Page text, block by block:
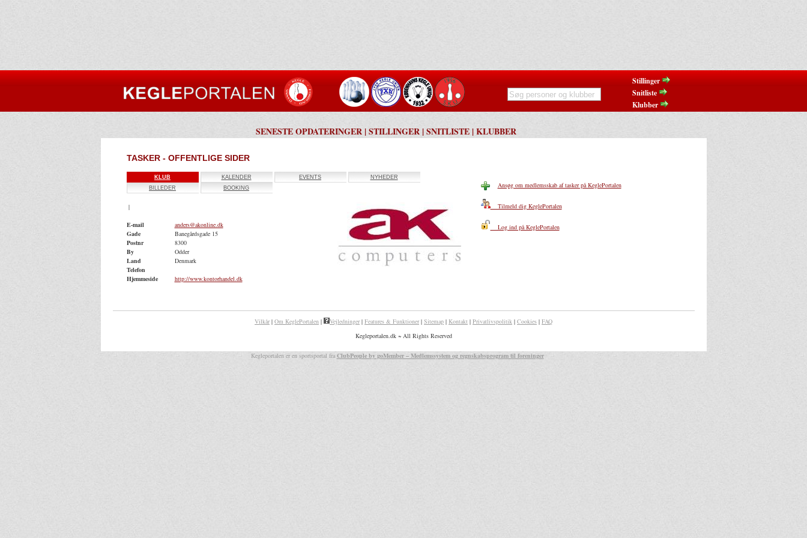
Stillinger
Snitliste
Klubber
SENESTE OPDATERINGER|STILLINGER|SNITLISTE|KLUBBER
TASKER - OFFENTLIGE SIDER
KLUB KALENDER EVENTS
NYHEDER
BILLEDER
BOOKING
|
E-mail
anders@akonline.dk
Gade
Banegårdsgade 15
Postnr
8300
By
Odder
Land
Denmark
Telefon
Hjemmeside
http://www.kontorhandel.dk
Ansøg om medlemsskab af tasker på KeglePortalen
Tilmeld dig KeglePortalen
Log ind på KeglePortalen
Vilkår | Om KeglePortalen | Vejledninger | Features & Funktioner | Sitemap | Kontakt | Privatlivspolitik | Cookies | FAQ
Kegleportalen.dk ~ All Rights Reserved
Kegleportalen er en sportsportal fra ClubPeople by goMember – Medlemssystem og regnskabsprogram til foreninger